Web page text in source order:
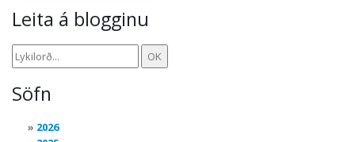
Leita á blogginu
Söfn
2026